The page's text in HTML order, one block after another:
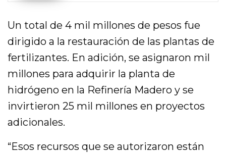
Un total de 4 mil millones de pesos fue
dirigido a la restauración de las plantas de
fertilizantes. En adición, se asignaron mil
millones para adquirir la planta de
hidrógeno en la Refinería Madero y se
invirtieron 25 mil millones en proyectos
adicionales.
“Esos recursos que se autorizaron están